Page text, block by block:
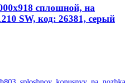
сплошной, на
SW, код: 26381, серый